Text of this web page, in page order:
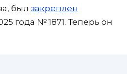
был закреплен
года № 1871. Теперь он